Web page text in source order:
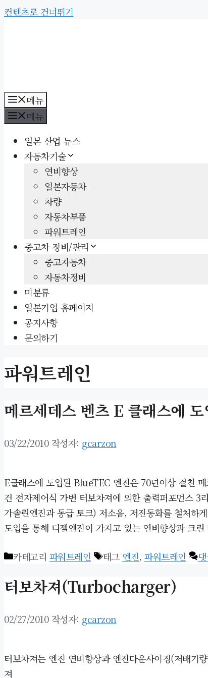
컨텐츠로 건너뛰기
메뉴
메뉴
일본 산업 뉴스
자동차기술
연비향상
일본자동차
차량
자동차부품
파워트레인
중고차 정비/관리
중고자동차
자동차정비
미분류
일본기업 홈페이지
공지사항
문의하기
파워트레인
메르세데스 벤츠 E 클래스에
03/22/2010 작성자: gcarzon
E클래스에 도입된 BlueTEC 엔진은 70년이상 걸친
건 전자제어식 가변 터보차져에 의한 출력퍼포먼
가솔린엔진과 동급 토크) 저소음, 저진동화를 철처하
도입을 통해 디젤엔진이 가지고 있는 연비향상과 크
카테고리 파워트레인 태그 엔진, 파워트레인
터보차져(Turbocharger)
02/27/2010 작성자: gcarzon
터보차져는 엔진 연비향상과 엔진다운사이징(저배
져